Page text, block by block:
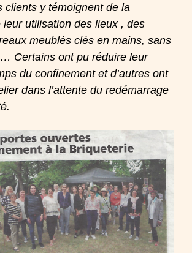
clients y témoignent de la
leur utilisation des lieux , des
meublés clés en mains, sans
Certains ont pu réduire leur
du confinement et d’autres ont
dans l’attente du redémarrage